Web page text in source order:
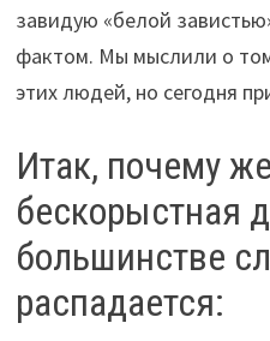
завидую «белой
фактом. Мы мыслили о
этих людей, но сегодня
Итак, почему
бескорыстная
большинстве
распадается: